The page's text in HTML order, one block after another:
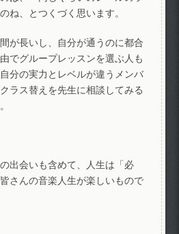
ね、とつくづく思います。
が長いし、自分が通うのに都合
でグループレッスンを選ぶ人も
分の実力とレベルが違うメンバ
ラス替えを先生に相談してみる
出会いも含めて、人生は「必
さんの音楽人生が楽しいもので